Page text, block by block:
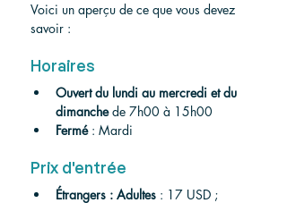
Voici un aperçu de ce que vous devez
savoir :
Horaires
Ouvert du lundi au mercredi et du
dimanche de 7h00 à 15h00
Fermé : Mardi
Prix d'entrée
Étrangers : Adultes : 17 USD ;